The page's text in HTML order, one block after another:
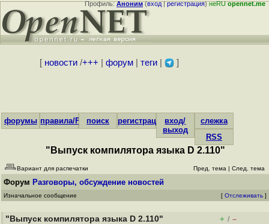
Профиль:Аноним(вход|регистрация)неRUopennet.me
[ новости/+++ форум| теги| ]
форумы правила/FAQпоиск регистрациявход/
выход
слежка
RSS
"Выпуск компилятора языка D 2.110"
Вариант для распечатки Пред. тема | След. тема
Форум Разговоры, обсуждение новостей
Изначальное сообщение [ Отслеживать ]
"Выпуск компилятора языка D 2.110" + / –